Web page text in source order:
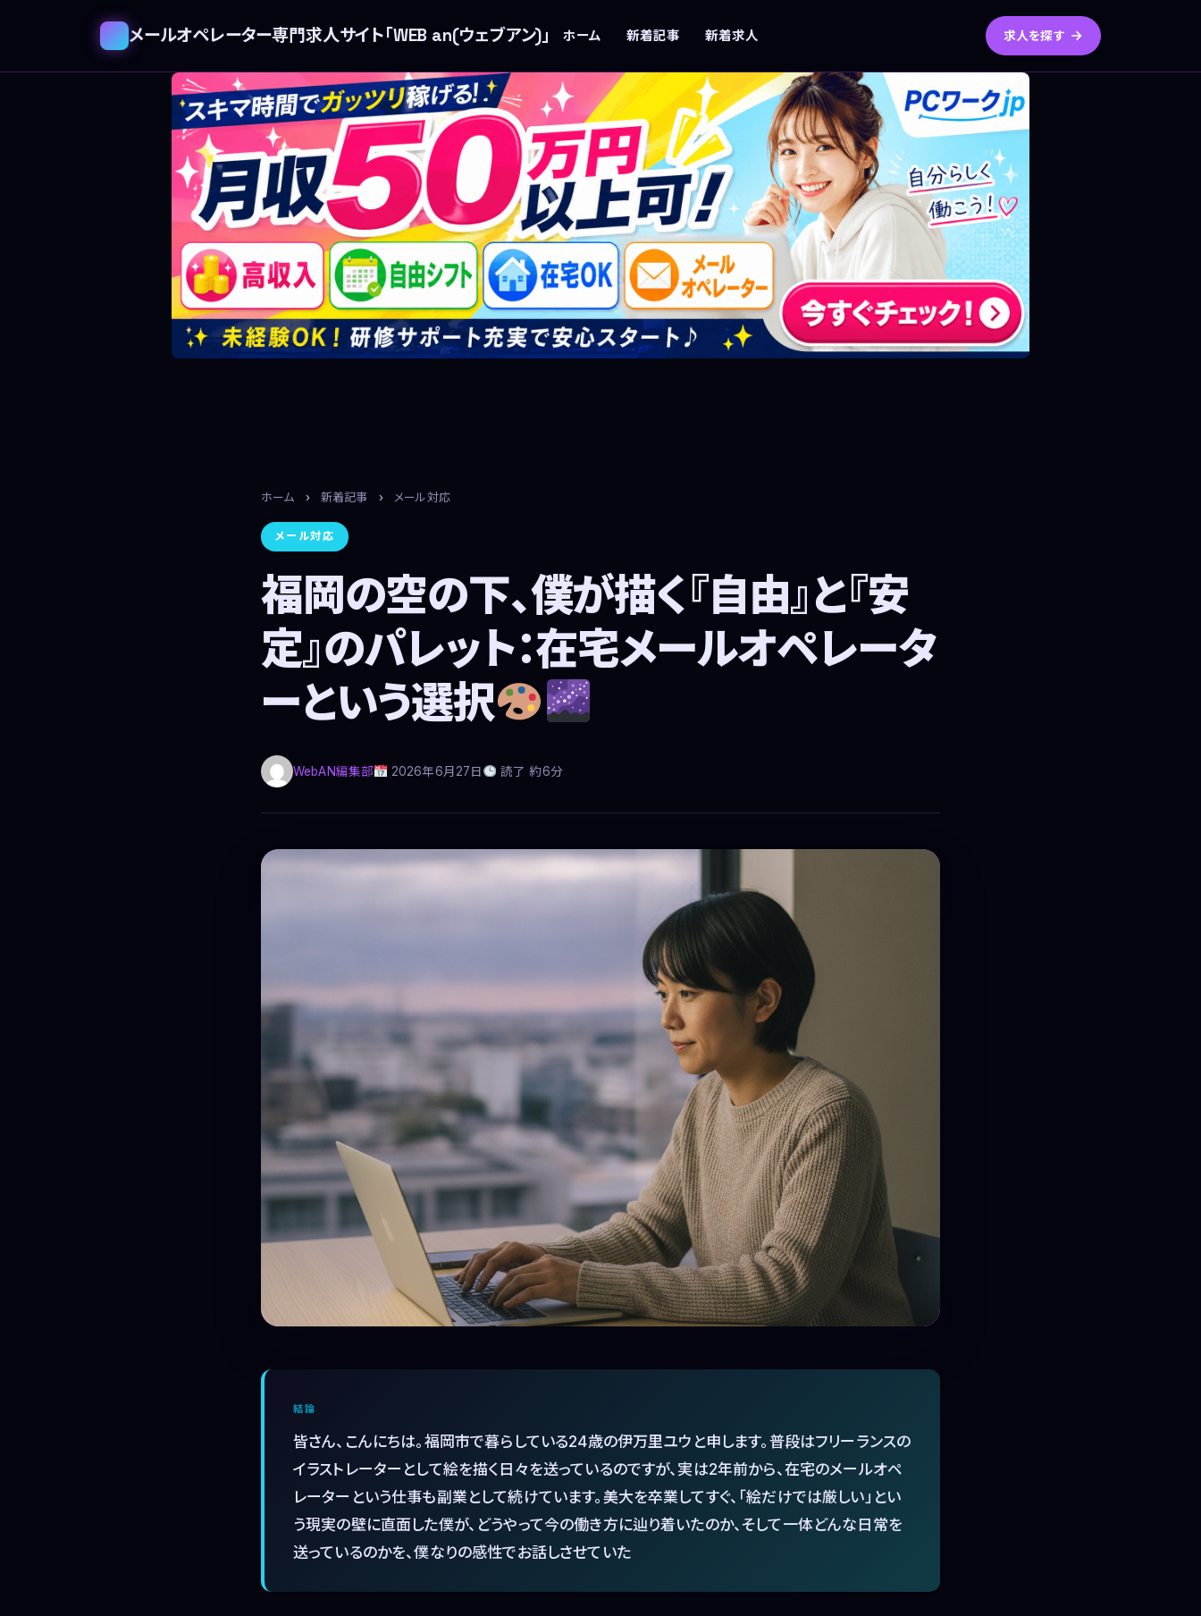
メールオペレーター専門求人サイト「WEB an(ウェブアン)」 ホーム 新着記事 新着求人 求人を探す
ホーム › 新着記事 › メール対応
メール対応
福岡の空の下、僕が描く『自由』と『安
定』のパレット：在宅メールオペレータ
ーという選択
WebAN編集部 2026年6月27日 読了 約6分
結論
皆さん、こんにちは。福岡市で暮らしている24歳の伊万里ユウと申します。普段はフリーランスの
イラストレーターとして絵を描く日々を送っているのですが、実は2年前から、在宅のメールオペ
レーターという仕事も副業として続けています。美大を卒業してすぐ、「絵だけでは厳しい」とい
う現実の壁に直面した僕が、どうやって今の働き方に辿り着いたのか、そして一体どんな日常を
送っているのかを、僕なりの感性でお話しさせていた